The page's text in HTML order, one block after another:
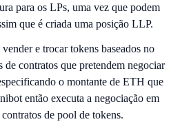
para os LPs, uma vez que podem
que é criada uma posição LLP.
e trocar tokens baseados no
contratos que pretendem negociar
o montante de ETH que
então executa a negociação em
de pool de tokens.